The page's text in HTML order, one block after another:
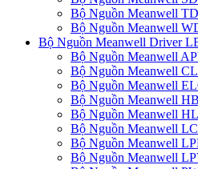
Bộ Nguồn Meanwell
Bộ Nguồn Meanwell
Bộ Nguồn Meanwell Driver
Bộ Nguồn Meanwell
Bộ Nguồn Meanwell
Bộ Nguồn Meanwell
Bộ Nguồn Meanwell
Bộ Nguồn Meanwell
Bộ Nguồn Meanwell
Bộ Nguồn Meanwell
Bộ Nguồn Meanwell